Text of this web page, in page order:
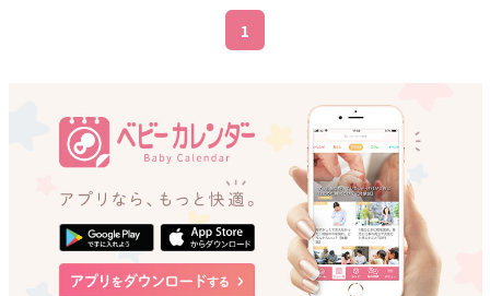
第2子の出産から3年目のある日、志保さん
（37歳）は産後健診のために婦人科を受診。
1